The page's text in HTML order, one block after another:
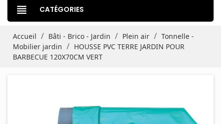
view_headline CATÉGORIES
Accueil Bâti - Brico - Jardin Plein air
Tonnelle -
Mobilier jardin
HOUSSE PVC TERRE JARDIN POUR
BARBECUE 120X70CM VERT